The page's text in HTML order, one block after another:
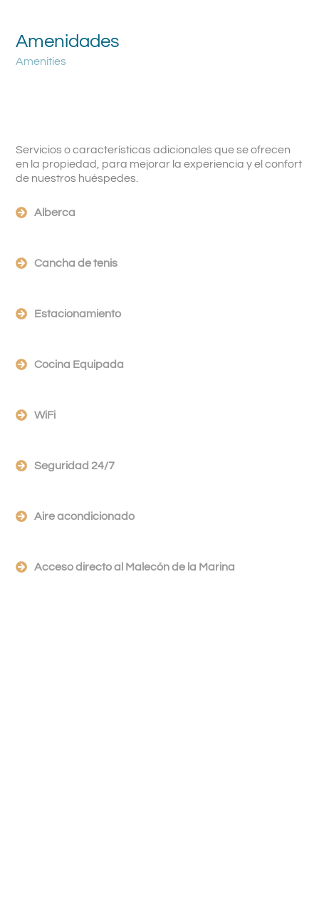
Amenidades
Amenities
Servicios o características adicionales que se ofrecen
en la propiedad, para mejorar la experiencia y el confort
de nuestros huéspedes.
Alberca
Cancha de tenis
Estacionamiento
Cocina Equipada
WiFi
Seguridad 24/7
Aire acondicionado
Acceso directo al Malecón de la Marina